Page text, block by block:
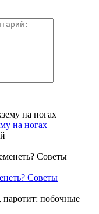
на ногах
Советы